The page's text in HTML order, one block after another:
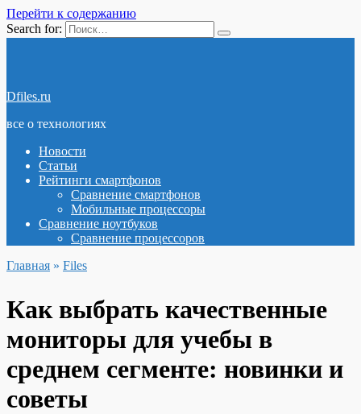
Перейти к содержанию
Search for:
Dfiles.ru
все о технологиях
Новости
Статьи
Рейтинги смартфонов
Сравнение смартфонов
Мобильные процессоры
Сравнение ноутбуков
Сравнение процессоров
Главная » Files
Как выбрать качественные
мониторы для учебы в
среднем сегменте: новинки и
советы